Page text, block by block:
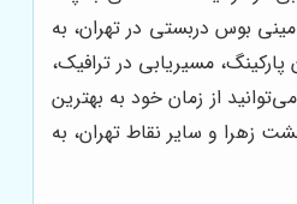
بوس دربستی در تهران، به
مسیریابی در ترافیک،
از زمان خود به بهترین
زهرا و سایر نقاط تهران، به